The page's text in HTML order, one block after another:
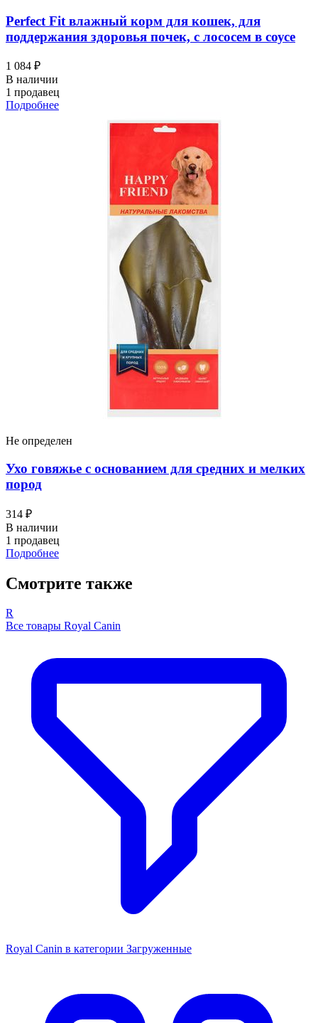
Perfect Fit влажный корм для кошек, для
поддержания здоровья почек, с лососем в соусе
1 084 ₽
В наличии
1 продавец
Подробнее
Не определен
Ухо говяжье с основанием для средних и мелких
пород
314 ₽
В наличии
1 продавец
Подробнее
Смотрите также
R
Все товары Royal Canin
Royal Canin в категории Загруженные